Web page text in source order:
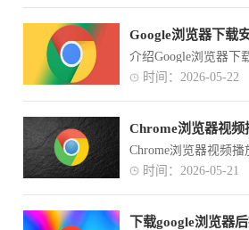
时间：2026-05-22
时间：2026-05-21